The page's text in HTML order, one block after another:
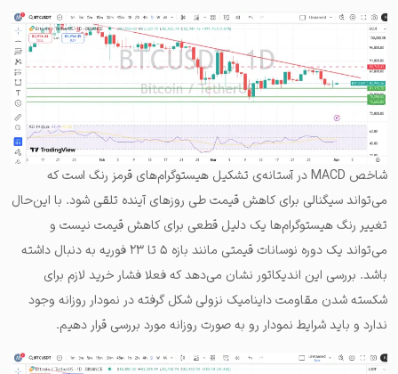
شاخص MACD در آستانه‌ی تشکیل هیستوگرام‌های قرمز رنگ است که
می‌تواند سیگنالی برای کاهش قیمت طی روزهای آینده تلقی شود. با این‌حال
تغییر رنگ هیستوگرام‌ها یک دلیل قطعی برای کاهش قیمت نیست و
می‌تواند یک دوره نوسانات قیمتی مانند بازه ۵ تا ۲۳ فوریه به دنبال داشته
باشد. بررسی این اندیکاتور نشان می‌دهد که فعلا فشار خرید لازم برای
شکسته شدن مقاومت داینامیک نزولی شکل گرفته در نمودار روزانه وجود
ندارد و باید شرایط نمودار رو به صورت روزانه مورد بررسی قرار دهیم.